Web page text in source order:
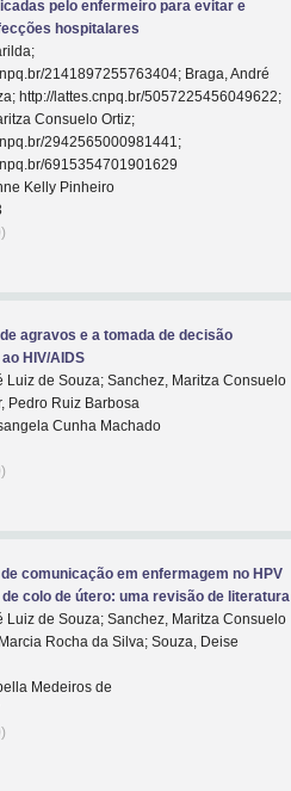
pelo enfermeiro para evitar e
hospitalares
2141897255763404; Braga, André
http://lattes.cnpq.br/5057225456049622;
Consuelo Ortiz;
2942565000981441;
6915354701901629
Kelly Pinheiro
agravos e a tomada de decisão
HIV/AIDS
Luiz de Souza; Sanchez, Maritza Consuelo
Pedro Ruiz Barbosa
Cunha Machado
comunicação em enfermagem no HPV
colo de útero: uma revisão de literatura
Luiz de Souza; Sanchez, Maritza Consuelo
Rocha da Silva; Souza, Deise
Medeiros de